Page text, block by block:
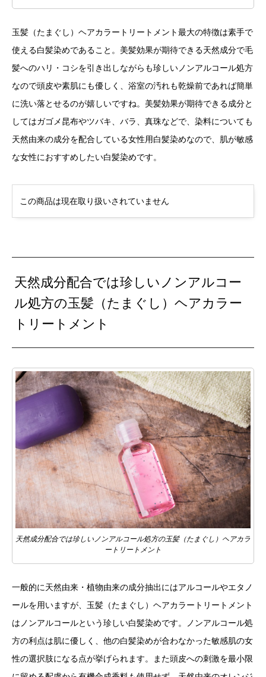
玉髪（たまぐし）ヘアカラートリートメント最大の特徴は素手で
使える白髪染めであること。美髪効果が期待できる天然成分で毛
髪へのハリ・コシを引き出しながらも珍しいノンアルコール処方
なので頭皮や素肌にも優しく、浴室の汚れも乾燥前であれば簡単
に洗い落とせるのが嬉しいですね。美髪効果が期待できる成分と
してはガゴメ昆布やツバキ、バラ、真珠などで、染料についても
天然由来の成分を配合している女性用白髪染めなので、肌が敏感
な女性におすすめしたい白髪染めです。
この商品は現在取り扱いされていません
天然成分配合では珍しいノンアルコー
ル処方の玉髪（たまぐし）ヘアカラー
トリートメント
天然成分配合では珍しいノンアルコール処方の玉髪（たまぐし）ヘアカラ
ートリートメント
一般的に天然由来・植物由来の成分抽出にはアルコールやエタノ
ールを用いますが、玉髪（たまぐし）ヘアカラートリートメント
はノンアルコールという珍しい白髪染めです。ノンアルコール処
方の利点は肌に優しく、他の白髪染めが合わなかった敏感肌の女
性の選択肢になる点が挙げられます。また頭皮への刺激を最小限